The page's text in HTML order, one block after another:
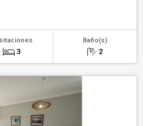
3
Baño(s)
2